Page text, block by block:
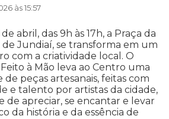
às 15:57
de abril, das 9h às 17h, a Praça da
de Jundiaí, se transforma em um
com a criatividade local. O
à Mão leva ao Centro uma
peças artesanais, feitas com
e talento por artistas da cidade,
de apreciar, se encantar e levar
da história e da essência de